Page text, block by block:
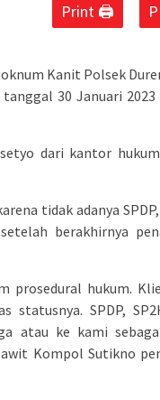
Print 🖨
Kanit Polsek
30 Januari 2023
dari kantor
tidak adanya SPDP,
berakhirnya
prosedural hukum.
SPDP,
atau ke kami
Kompol Sutikno